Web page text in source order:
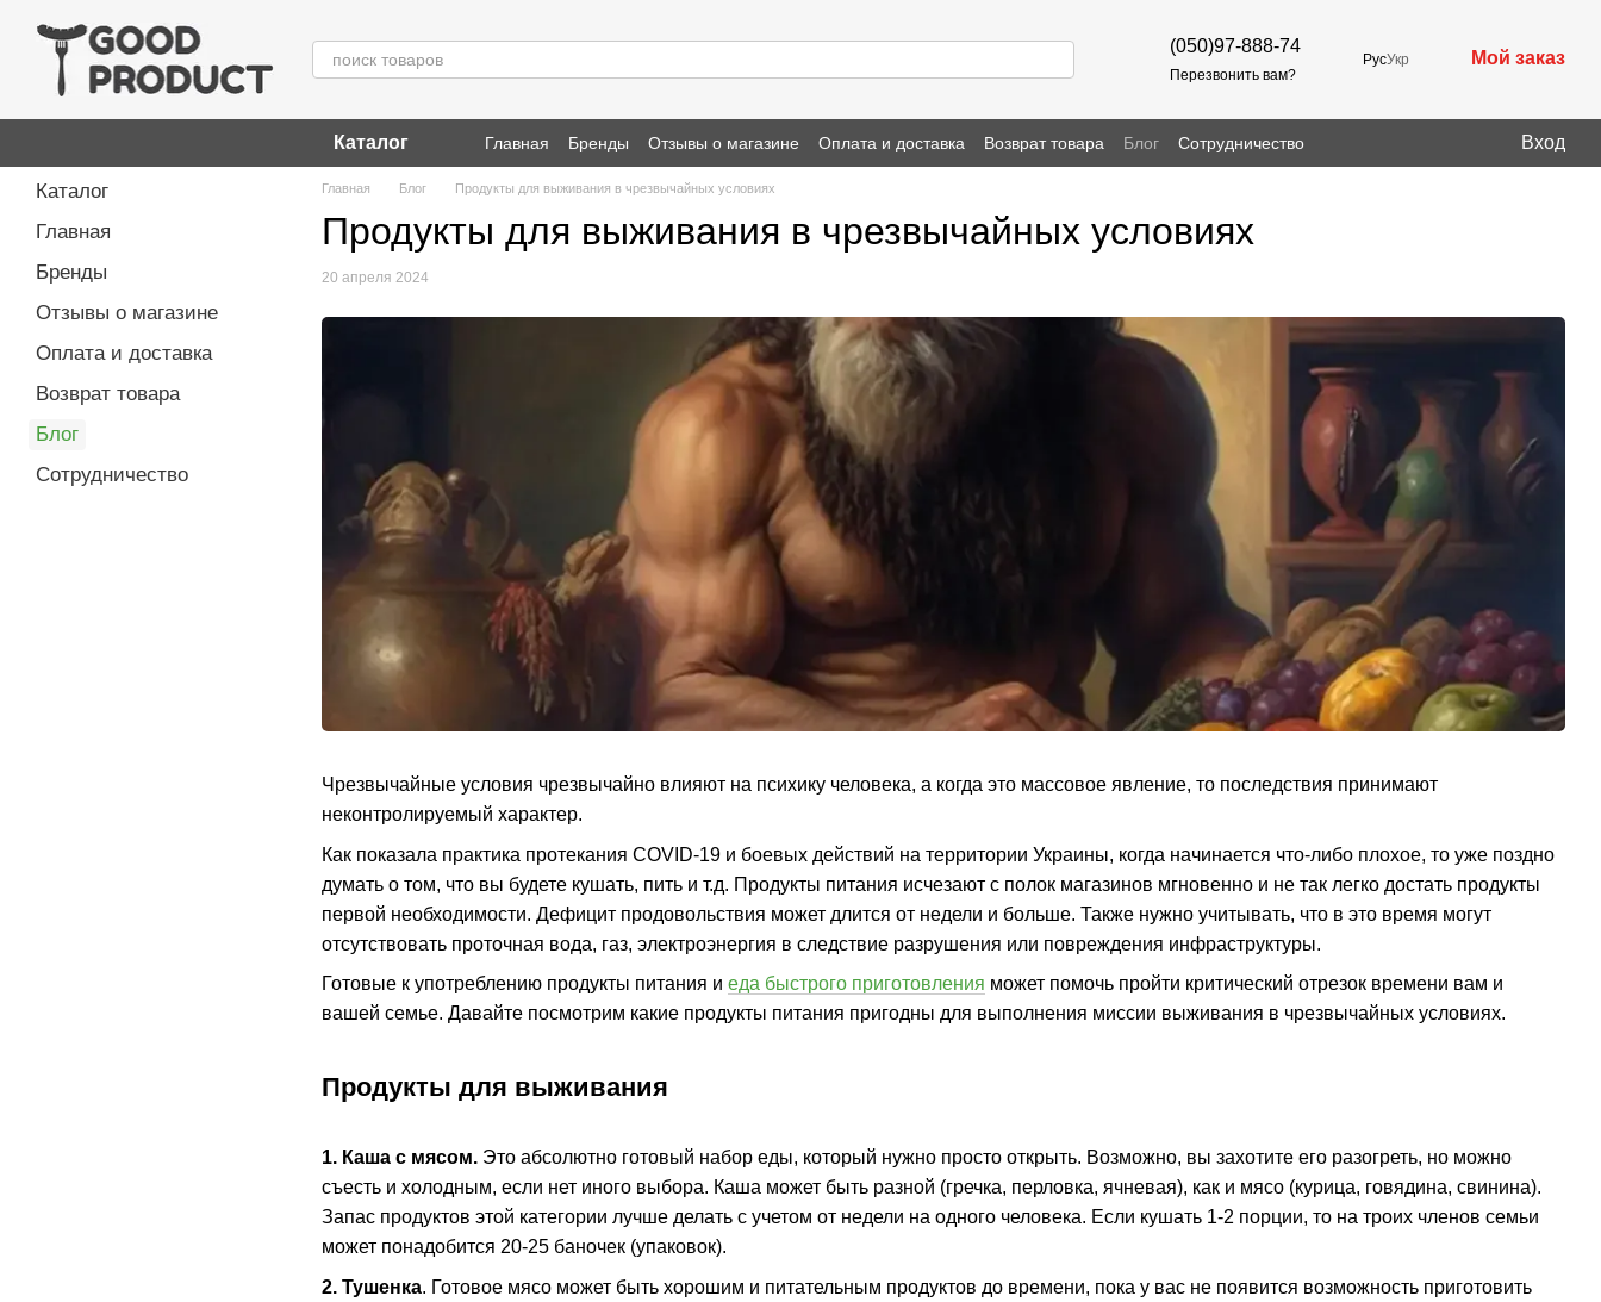
(050)97-888-74
Перезвонить вам?
РусУкр Мой заказ
Каталог Главная Бренды Отзывы о магазине Оплата и доставка Возврат товара Блог Сотрудничество Вход
Главная Блог Продукты для выживания в чрезвычайных условиях
Продукты для выживания в чрезвычайных условиях
20 апреля 2024
Чрезвычайные условия чрезвычайно влияют на психику человека, а когда это массовое явление, то последствия принимают
неконтролируемый характер.
Как показала практика протекания COVID-19 и боевых действий на территории Украины, когда начинается что-либо плохое, то уже поздно
думать о том, что вы будете кушать, пить и т.д. Продукты питания исчезают с полок магазинов мгновенно и не так легко достать продукты
первой необходимости. Дефицит продовольствия может длится от недели и больше. Также нужно учитывать, что в это время могут
отсутствовать проточная вода, газ, электроэнергия в следствие разрушения или повреждения инфраструктуры.
Готовые к употреблению продукты питания и еда быстрого приготовления может помочь пройти критический отрезок времени вам и
вашей семье. Давайте посмотрим какие продукты питания пригодны для выполнения миссии выживания в чрезвычайных условиях.
Продукты для выживания
1. Каша с мясом. Это абсолютно готовый набор еды, который нужно просто открыть. Возможно, вы захотите его разогреть, но можно
съесть и холодным, если нет иного выбора. Каша может быть разной (гречка, перловка, ячневая), как и мясо (курица, говядина, свинина).
Запас продуктов этой категории лучше делать с учетом от недели на одного человека. Если кушать 1-2 порции, то на троих членов семьи
может понадобится 20-25 баночек (упаковок).
2. Тушенка. Готовое мясо может быть хорошим и питательным продуктов до времени, пока у вас не появится возможность приготовить
Каталог
Главная
Бренды
Отзывы о магазине
Оплата и доставка
Возврат товара
Блог
Сотрудничество